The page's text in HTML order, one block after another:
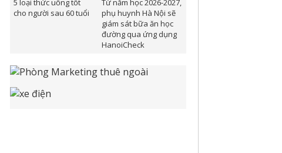
5 loại thức uống tốt
cho người sau 60 tuổi
Từ năm học 2026-2027,
phụ huynh Hà Nội sẽ
giám sát bữa ăn học
đường qua ứng dụng
HanoiCheck